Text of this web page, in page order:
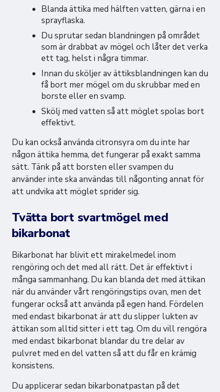
Blanda ättika med hälften vatten, gärna i en
sprayflaska.
Du sprutar sedan blandningen på området
som är drabbat av mögel och låter det verka
ett tag, helst i några timmar.
Innan du sköljer av ättiksblandningen kan du
få bort mer mögel om du skrubbar med en
borste eller en svamp.
Skölj med vatten så att möglet spolas bort
effektivt.
Du kan också använda citronsyra om du inte har
någon ättika hemma, det fungerar på exakt samma
sätt. Tänk på att borsten eller svampen du
använder inte ska användas till någonting annat för
att undvika att möglet sprider sig.
Tvätta bort svartmögel med
bikarbonat
Bikarbonat har blivit ett mirakelmedel inom
rengöring och det med all rätt. Det är effektivt i
många sammanhang. Du kan blanda det med ättikan
när du använder vårt rengöringstips ovan, men det
fungerar också att använda på egen hand. Fördelen
med endast bikarbonat är att du slipper lukten av
ättikan som alltid sitter i ett tag. Om du vill rengöra
med endast bikarbonat blandar du tre delar av
pulvret med en del vatten så att du får en krämig
konsistens.
Du applicerar sedan bikarbonatpastan på det